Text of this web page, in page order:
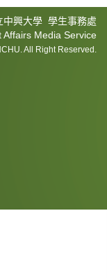
中興大學 學生事務處
Affairs Media Service
All Right Reserved.